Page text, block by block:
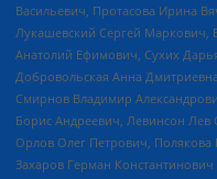
Васильевич, Протасова Ирина
Лукашевский Сергей Маркович,
Анатолий Ефимович, Сухих
Добровольская Анна
Смирнов Владимир
Борис Андреевич, Левинсон
Орлов Олег Петрович,
Захаров Герман Константинович